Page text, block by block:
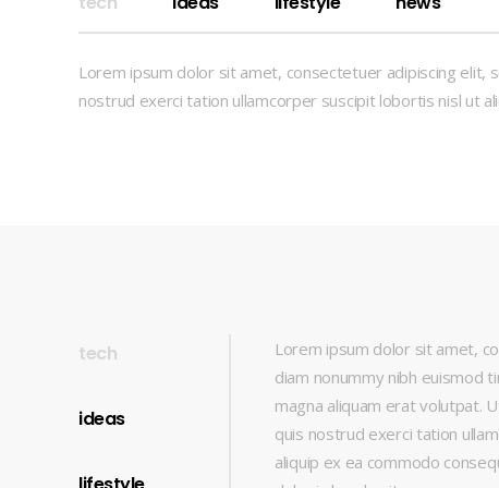
Lorem ipsum dolor sit amet, consectetuer adipiscing elit,
nostrud exerci tation ullamcorper suscipit lobortis nisl ut
tech
ideas
Lorem ipsum dolor sit amet,
diam nonummy nibh euismod
magna aliquam erat volutpat.
quis nostrud exerci tation
aliquip ex ea commodo